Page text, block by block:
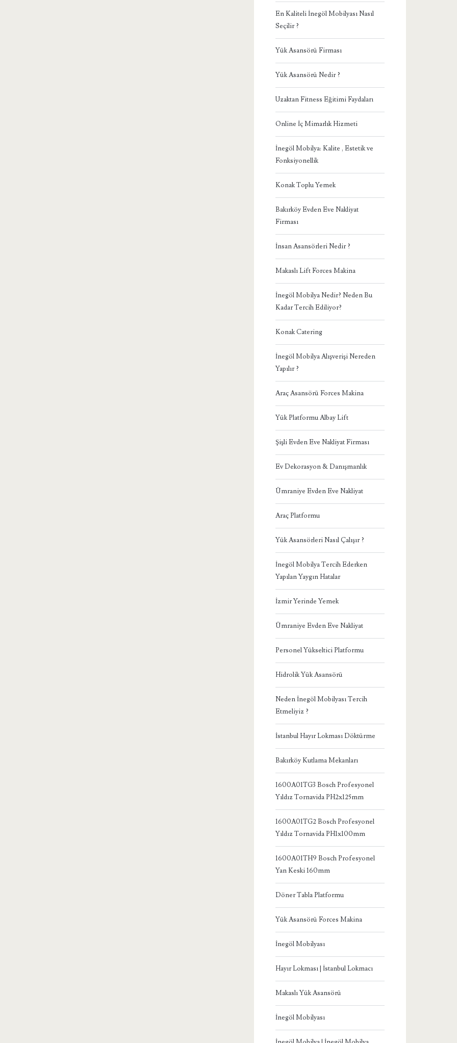
En Kaliteli İnegöl Mobilyası Nasıl
Seçilir ?
Yük Asansörü Firması
Yük Asansörü Nedir ?
Uzaktan Fitness Eğitimi Faydaları
Online İç Mimarlık Hizmeti
İnegöl Mobilya: Kalite , Estetik ve
Fonksiyonellik
Konak Toplu Yemek
Bakırköy Evden Eve Nakliyat
Firması
İnsan Asansörleri Nedir ?
Makaslı Lift Forces Makina
İnegöl Mobilya Nedir? Neden Bu
Kadar Tercih Ediliyor?
Konak Catering
İnegöl Mobilya Alışverişi Nereden
Yapılır ?
Araç Asansörü Forces Makina
Yük Platformu Albay Lift
Şişli Evden Eve Nakliyat Firması
Ev Dekorasyon & Danışmanlık
Ümraniye Evden Eve Nakliyat
Araç Platformu
Yük Asansörleri Nasıl Çalışır ?
İnegöl Mobilya Tercih Ederken
Yapılan Yaygın Hatalar
İzmir Yerinde Yemek
Ümraniye Evden Eve Nakliyat
Personel Yükseltici Platformu
Hidrolik Yük Asansörü
Neden İnegöl Mobilyası Tercih
Etmeliyiz ?
İstanbul Hayır Lokması Döktürme
Bakırköy Kutlama Mekanları
1600A01TG3 Bosch Profesyonel
Yıldız Tornavida PH2x125mm
1600A01TG2 Bosch Profesyonel
Yıldız Tornavida PH1x100mm
1600A01TH9 Bosch Profesyonel
Yan Keski 160mm
Döner Tabla Platformu
Yük Asansörü Forces Makina
İnegöl Mobilyası
Hayır Lokması | İstanbul Lokmacı
Makaslı Yük Asansörü
İnegöl Mobilyası